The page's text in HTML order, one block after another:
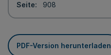
Seite
908
PDF-Version herunterladen